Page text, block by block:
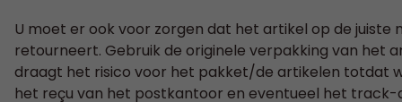
U moet er ook voor zorgen dat het artikel op de juiste
retourneert. Gebruik de originele verpakking van het
draagt het risico voor het pakket/de artikelen totdat
het reçu van het postkantoor en eventueel het